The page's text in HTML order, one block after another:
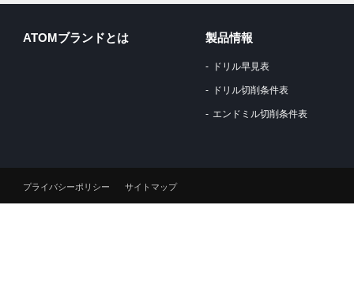
ATOMブランドとは 製品情報
ドリル早見表
ドリル切削条件表
エンドミル切削条件表
プライバシーポリシー サイトマップ